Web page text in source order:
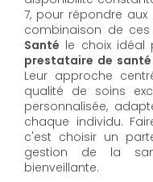
7, pour répondre
combinaison de
Santé le choix idéal
prestataire de
Leur approche
qualité de soins
personnalisée,
chaque individu.
c'est choisir un
gestion de la
bienveillante.